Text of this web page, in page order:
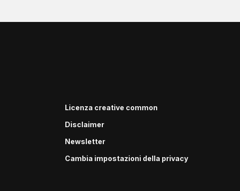
Licenza creative common
Disclaimer
Newsletter
Cambia impostazioni della privacy